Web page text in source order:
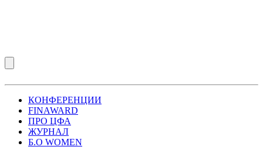
КОНФЕРЕНЦИИ
FINAWARD
ПРО ЦФА
ЖУРНАЛ
Б.О WOMEN